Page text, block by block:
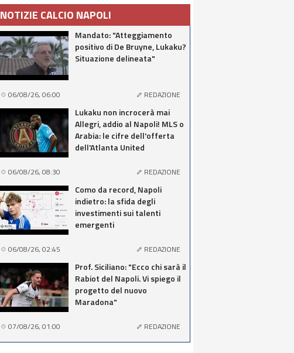
NOTIZIE CALCIO NAPOLI
Mandato: "Atteggiamento
positivo di De Bruyne, Lukaku?
Situazione delineata"
06/08/26, 06:00 REDAZIONE
Lukaku non incrocerà mai
Allegri, addio al Napoli! MLS o
Arabia: le cifre dell'offerta
dell'Atlanta United
06/08/26, 08:30 REDAZIONE
Como da record, Napoli
indietro: la sfida degli
investimenti sui talenti
emergenti
06/08/26, 02:45 REDAZIONE
Prof. Siciliano: "Ecco chi sarà il
Rabiot del Napoli. Vi spiego il
progetto del nuovo
Maradona"
07/08/26, 01:00 REDAZIONE